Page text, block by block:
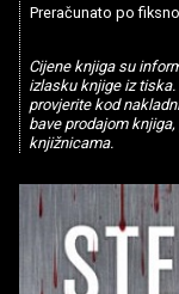
Preračunato po
Cijene knjiga su
izlasku knjige iz
provjerite kod
bave prodajom
knjižnicama.